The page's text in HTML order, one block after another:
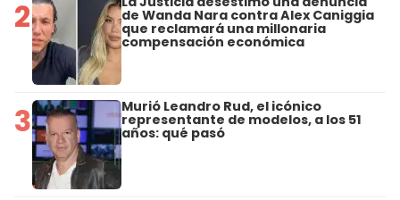
2 de Wanda Nara contra Alex Caniggia
que reclamará una millonaria
compensación económica
3 Murió Leandro Rud, el icónico
representante de modelos, a los 51
años: qué pasó